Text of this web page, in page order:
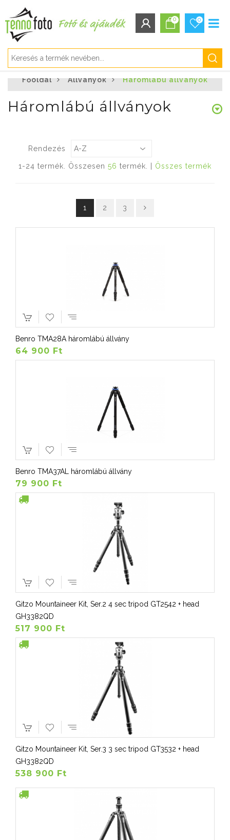
Bejelentkezés
Elfelejtett jelszó
0 0
Főoldal Állványok Háromlábú állványok
Háromlábú állványok
Rendezés
1-24 termék. Összesen 56 termék. | Összes termék
1 2 3
Benro TMA28A háromlábú állvány
64 900 Ft
Benro TMA37AL háromlábú állvány
79 900 Ft
Gitzo Mountaineer Kit, Ser.2 4 sec tripod GT2542 + head
GH3382QD
517 900 Ft
Gitzo Mountaineer Kit, Ser.3 3 sec tripod GT3532 + head
GH3382QD
538 900 Ft